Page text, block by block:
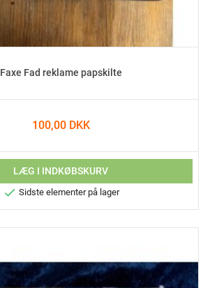
Faxe Fad reklame papskilte
100,00 DKK
LÆG I INDKØBSKURV
 Sidste elementer på lager